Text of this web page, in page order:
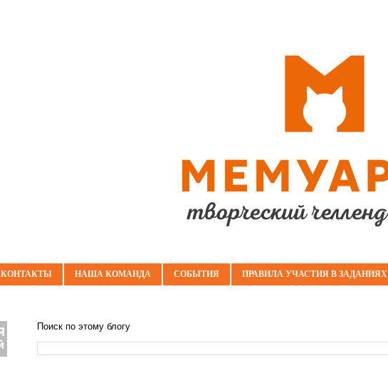
КОНТАКТЫ НАША КОМАНДА СОБЫТИЯ ПРАВИЛА УЧАСТИЯ В ЗАДАНИЯХ
Поиск по этому блогу